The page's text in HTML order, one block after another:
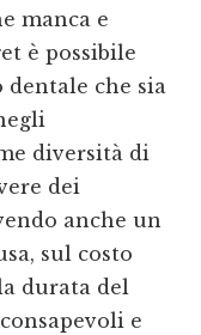
manca e
è possibile
che sia
diversità di
dei
anche un
sul costo
durata del
e